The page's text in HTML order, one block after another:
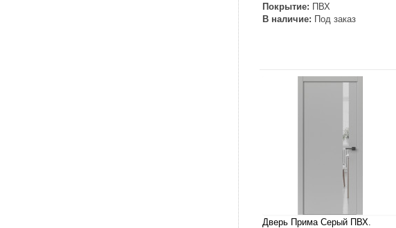
Покрытие: ПВХ
В наличие: Под заказ
Дверь Прима Серый ПВХ.